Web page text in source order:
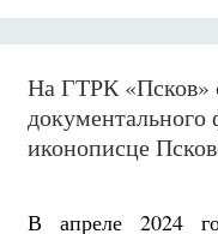
На ГТРК «Псков»
документального
иконописце
В апреле 2024